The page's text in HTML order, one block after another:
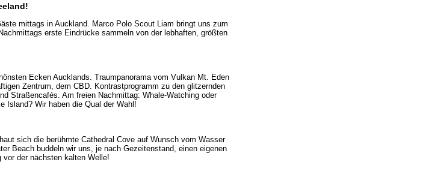
mittags in Auckland. Marco Polo Scout Liam bringt uns zum
erste Eindrücke sammeln von der lebhaften, größten
Ecken Aucklands. Traumpanorama vom Vulkan Mt. Eden
Zentrum, dem CBD. Kontrastprogramm zu den glitzernden
Straßencafés. Am freien Nachmittag: Whale-Watching oder
Island? Wir haben die Qual der Wahl!
sich die berühmte Cathedral Cove auf Wunsch vom Wasser
Beach buddeln wir uns, je nach Gezeitenstand, einen eigenen
der nächsten kalten Welle!